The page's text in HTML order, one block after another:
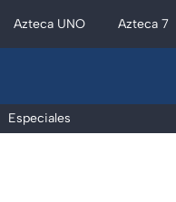
Azteca UNO Azteca 7
Especiales